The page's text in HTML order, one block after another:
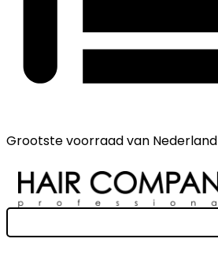
Grootste voorraadvan Nederland